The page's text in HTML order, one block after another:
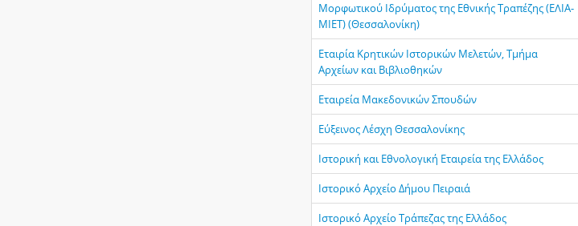
Μορφωτικού Ιδρύματος της Εθνικής Τραπέζης (ΕΛΙΑ-
ΜΙΕΤ) (Θεσσαλονίκη)
Εταιρία Κρητικών Ιστορικών Μελετών, Τμήμα
Αρχείων και Βιβλιοθηκών
Εταιρεία Μακεδονικών Σπουδών
Εύξεινος Λέσχη Θεσσαλονίκης
Ιστορική και Εθνολογική Εταιρεία της Ελλάδος
Ιστορικό Αρχείο Δήμου Πειραιά
Ιστορικό Αρχείο Τράπεζας της Ελλάδος